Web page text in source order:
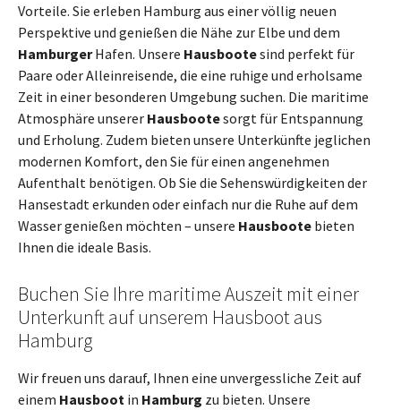
Vorteile. Sie erleben Hamburg aus einer völlig neuen
Perspektive und genießen die Nähe zur Elbe und dem
HamburgerHafen. Unsere Hausbootesind perfekt für
Paare oder Alleinreisende, die eine ruhige und erholsame
Zeit in einer besonderen Umgebung suchen. Die maritime
Atmosphäre unserer Hausbootesorgt für Entspannung
und Erholung. Zudem bieten unsere Unterkünfte jeglichen
modernen Komfort, den Sie für einen angenehmen
Aufenthalt benötigen. Ob Sie die Sehenswürdigkeiten der
Hansestadt erkunden oder einfach nur die Ruhe auf dem
Wasser genießen möchten – unsere Hausboote bieten
Ihnen die ideale Basis.
Buchen Sie Ihre maritime Auszeit mit einer
Unterkunft auf unserem Hausboot aus
Hamburg
Wir freuen uns darauf, Ihnen eine unvergessliche Zeit auf
einem Hausboot in Hamburg zu bieten. Unsere